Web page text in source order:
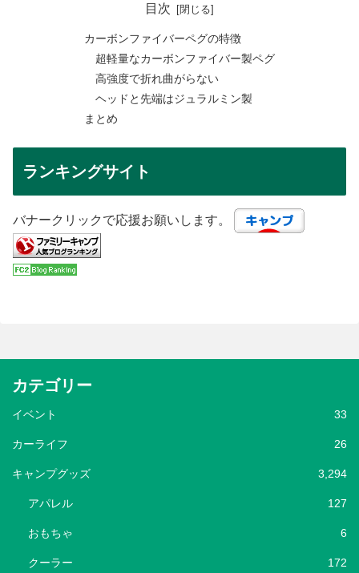
目次
カーボンファイバーペグの特徴
超軽量なカーボンファイバー製ペグ
高強度で折れ曲がらない
ヘッドと先端はジュラルミン製
まとめ
ランキングサイト
バナークリックで応援お願いします。
カテゴリー
イベント 33
カーライフ 26
キャンプグッズ 3,294
アパレル 127
おもちゃ 6
クーラー 172